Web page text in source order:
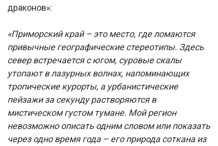
драконов»:
«Приморский край – это место, где ломаются
привычные географические стереотипы. Здесь
север встречается с югом, суровые скалы
утопают в лазурных волнах, напоминающих
тропические курорты, а урбанистические
пейзажи за секунду растворяются в
мистическом густом тумане. Мой регион
невозможно описать одним словом или показать
через одно время года – его природа соткана из